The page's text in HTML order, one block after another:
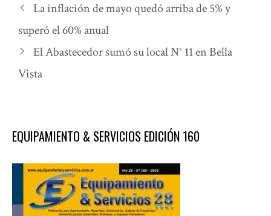
La inflación de mayo quedó arriba de 5% y
superó el 60% anual
El Abastecedor sumó su local N° 11 en Bella
Vista
EQUIPAMIENTO & SERVICIOS EDICIÓN 160